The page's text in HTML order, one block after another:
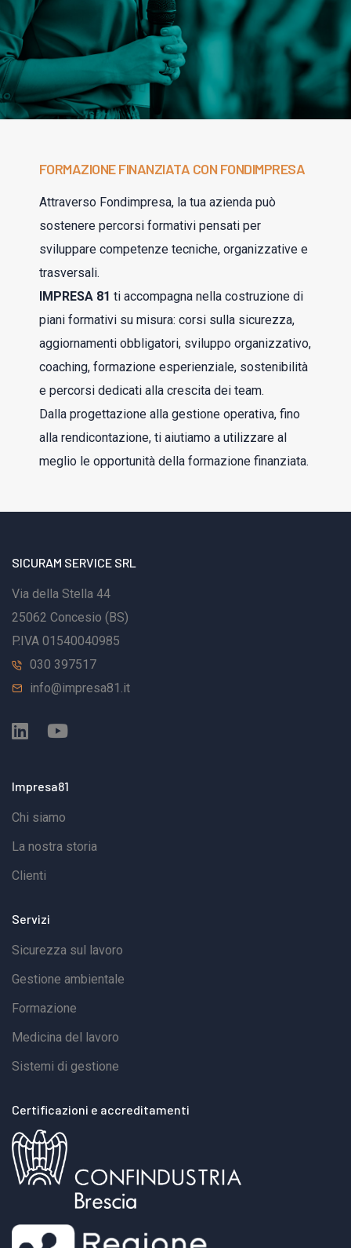
FORMAZIONE FINANZIATA CON FONDIMPRESA
Attraverso Fondimpresa, la tua azienda può
sostenere percorsi formativi pensati per
sviluppare competenze tecniche, organizzative e
trasversali.
IMPRESA 81 ti accompagna nella costruzione di
piani formativi su misura: corsi sulla sicurezza,
aggiornamenti obbligatori, sviluppo organizzativo,
coaching, formazione esperienziale, sostenibilità
e percorsi dedicati alla crescita dei team.
Dalla progettazione alla gestione operativa, fino
alla rendicontazione, ti aiutiamo a utilizzare al
meglio le opportunità della formazione finanziata.
SICURAM SERVICE SRL
Via della Stella 44
25062 Concesio (BS)
P.IVA 01540040985
030 397517
info@impresa81.it
Impresa81
Chi siamo
La nostra storia
Clienti
Servizi
Sicurezza sul lavoro
Gestione ambientale
Formazione
Medicina del lavoro
Sistemi di gestione
Certificazioni e accreditamenti